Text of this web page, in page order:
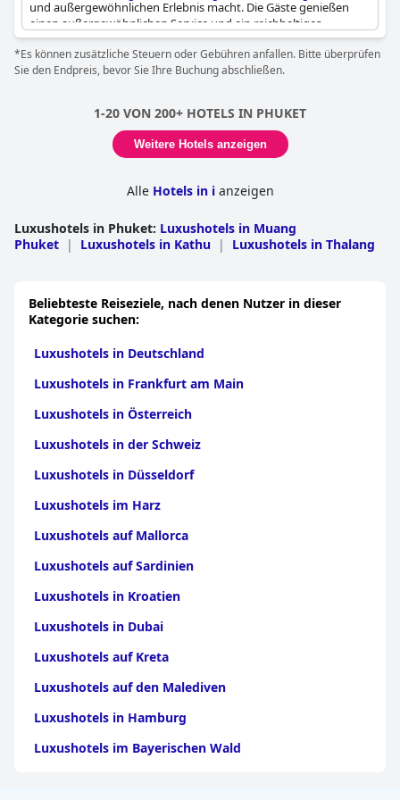
und außergewöhnlichen Erlebnis macht. Die Gäste genießen
einen außergewöhnlichen Service und ein reichhaltiges
Frühstücksangebot in den drei Restaurants vor Ort. Das Spa
und die verschiedenen angebotenen Aktivitäten sind ebenfalls
unglaublich. Einige Gäste sind jedoch der Meinung, dass die
empfanden die Gäste ihren Aufenthalt als ein Fünf-Sterne-
Erlebnis. Die Anlage ist gut gepflegt, wenn auch etwas in die
Jahre gekommen. Das Hotel ist luxuriös und ruhig und bietet
*Es können zusätzliche Steuern oder Gebühren anfallen. Bitte überprüfen
Sie den Endpreis, bevor Sie Ihre Buchung abschließen.
1-20 VON 200+ HOTELS IN PHUKET
Weitere Hotels anzeigen
Alle Hotels in ianzeigen
Luxushotels in Phuket: Luxushotels in Muang
Phuket | Luxushotels in Kathu | Luxushotels in Thalang
Beliebteste Reiseziele, nach denen Nutzer in dieser
Kategorie suchen:
Luxushotels in Deutschland
Luxushotels in Frankfurt am Main
Luxushotels in Österreich
Luxushotels in der Schweiz
Luxushotels in Düsseldorf
Luxushotels im Harz
Luxushotels auf Mallorca
Luxushotels auf Sardinien
Luxushotels in Kroatien
Luxushotels in Dubai
Luxushotels auf Kreta
Luxushotels auf den Malediven
Luxushotels in Hamburg
Luxushotels im Bayerischen Wald